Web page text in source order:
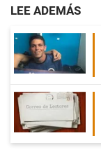
LEE ADEMÁS